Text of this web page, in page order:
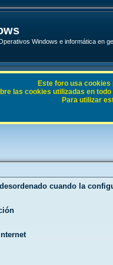
Windows e informática en
cuando la
Este foro usa
las cookies utilizadas en
Para utilizar